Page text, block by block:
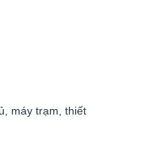
máy trạm, thiết